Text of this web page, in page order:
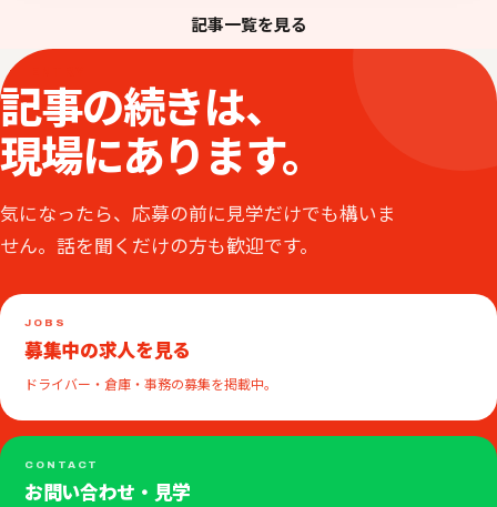
記事一覧を見る
記事の続きは、
現場にあります。
気になったら、応募の前に見学だけでも構いま
せん。話を聞くだけの方も歓迎です。
JOBS
募集中の求人を見る
ドライバー・倉庫・事務の募集を掲載中。
CONTACT
お問い合わせ・見学